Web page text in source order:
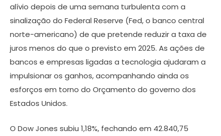
alívio depois de uma semana turbulenta com a
sinalização do Federal Reserve (Fed, o banco central
norte-americano) de que pretende reduzir a taxa de
juros menos do que o previsto em 2025. As ações de
bancos e empresas ligadas a tecnologia ajudaram a
impulsionar os ganhos, acompanhando ainda os
esforços em torno do Orçamento do governo dos
Estados Unidos.
O Dow Jones subiu 1,18%, fechando em 42.840,75